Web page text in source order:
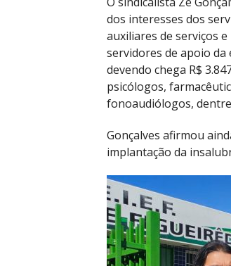
dos interesses dos
auxiliares de serviços
servidores de apoio da
devendo chega R$
psicólogos,
fonoaudiólogos,
Gonçalves afirmou
implantação da